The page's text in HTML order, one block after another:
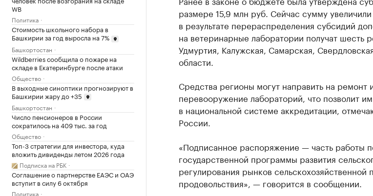
WB
Политика
Стоимость школьного набора в
Башкирии за год выросла на 7%
Башкортостан
Wildberries сообщила о пожаре на
складе в Екатеринбурге после атаки
Общество
В выходные синоптики прогнозируют в
Башкирии жару до +35
Башкортостан
Число пенсионеров в России
сократилось на 409 тыс. за год
Общество
Топ-3 стратегии для инвестора, куда
вложить дивиденды летом 2026 года
Подписка на РБК
Соглашение о партнерстве ЕАЭС и ОАЭ
вступит в силу 6 октября
Политика
размере 15,9 млн руб. Сейчас сумму
в результате перераспределения субсидий
на ветеринарные лаборатории получат шесть
Удмуртия, Калужская, Самарская,
области.
Средства регионы могут направить на ремонт
перевооружение лабораторий, что позволит
в национальной системе аккредитации,
России.
«Подписанное распоряжение — часть работы
государственной программы развития
регулирования рынков сельскохозяйственной
продовольствия», — говорится в сообщении.